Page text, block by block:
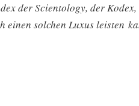
der Scientology, der
einen solchen Luxus leisten